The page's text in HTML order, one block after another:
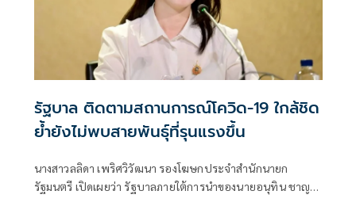
รัฐบาล ติดตามสถานการณ์โควิด-19 ใกล้ชิด
ย้ำยังไม่พบสายพันธุ์ที่รุนแรงขึ้น
นางสาวลลิดา เพริศวิวัฒนา รองโฆษกประจำสำนักนายก
รัฐมนตรี เปิดเผยว่า รัฐบาลภายใต้การนำของนายอนุทิน ชาญวีร